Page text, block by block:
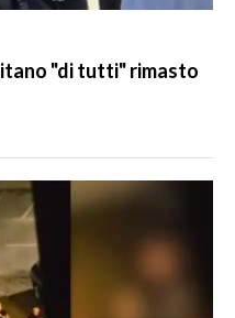
"di tutti" rimasto